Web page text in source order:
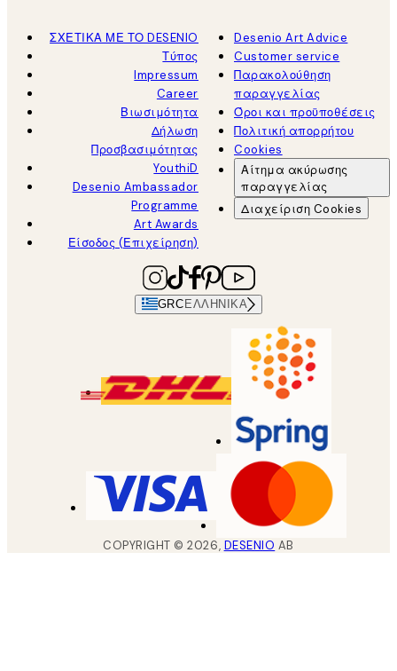
ΣΧΕΤΙΚΑ ΜΕ ΤΟ DESENIO
Τύπος
Impressum
Career
Βιωσιμότητα
Δήλωση
Προσβασιμότητας
YouthiD
Desenio Ambassador
Programme
Art Awards
Είσοδος (Επιχείρηση)
Desenio Art Advice
Customer service
Παρακολούθηση
παραγγελίας
Όροι και προϋποθέσεις
Πολιτική απορρήτου
Cookies
Αίτημα ακύρωσης
παραγγελίας
Διαχείριση Cookies
GRC ΕΛΛΗΝΙΚΆ
COPYRIGHT ©2026, DESENIO AB